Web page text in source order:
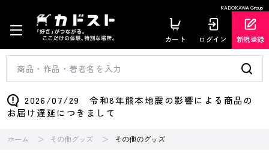
KADOKAWA Group
カート ログイン 新規登録
2026/07/29 令和8年熊本地震の影響による商品の
お届け遅延につきまして
ホーム その他グッズ その他のグッズ